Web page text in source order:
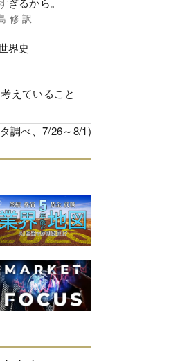
修 訳
界史
えていること
調べ、7/26～8/1)